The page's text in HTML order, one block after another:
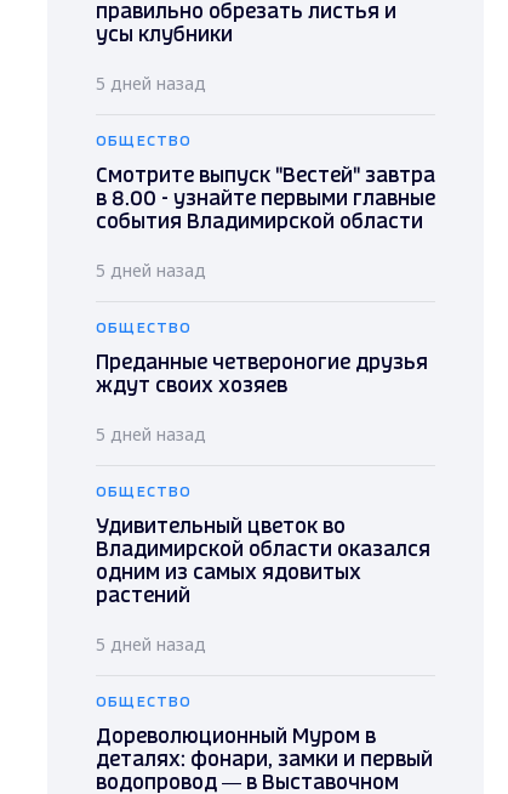
правильно обрезать листья и
усы клубники
5 дней назад
ОБЩЕСТВО
Смотрите выпуск "Вестей" завтра
в 8.00 - узнайте первыми главные
события Владимирской области
5 дней назад
ОБЩЕСТВО
Преданные четвероногие друзья
ждут своих хозяев
5 дней назад
ОБЩЕСТВО
Удивительный цветок во
Владимирской области оказался
одним из самых ядовитых
растений
5 дней назад
ОБЩЕСТВО
Дореволюционный Муром в
деталях: фонари, замки и первый
водопровод — в Выставочном